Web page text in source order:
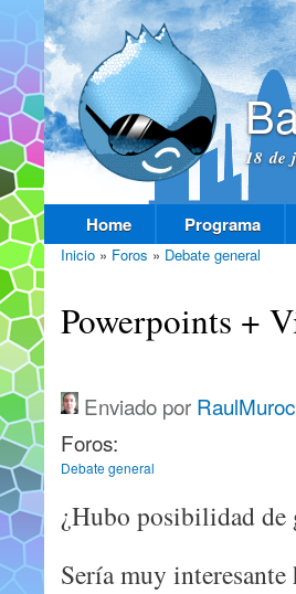
18 de
Menú principal
Home Programa
Inicio » Foros » Debate general
Powerpoints +
Enviado por RaulMuroc
Foros:
Debate general
¿Hubo posibilidad de
Sería muy